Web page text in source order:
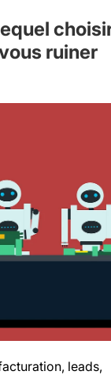
ruiner
leads,